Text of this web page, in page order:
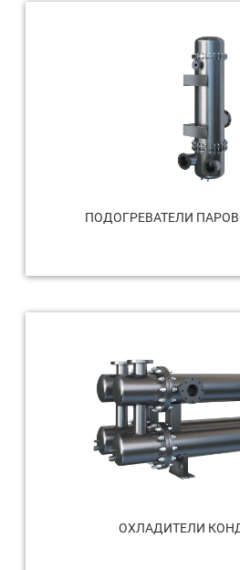
ПОДОГРЕВАТЕЛИ
ОХЛАДИТЕЛИ